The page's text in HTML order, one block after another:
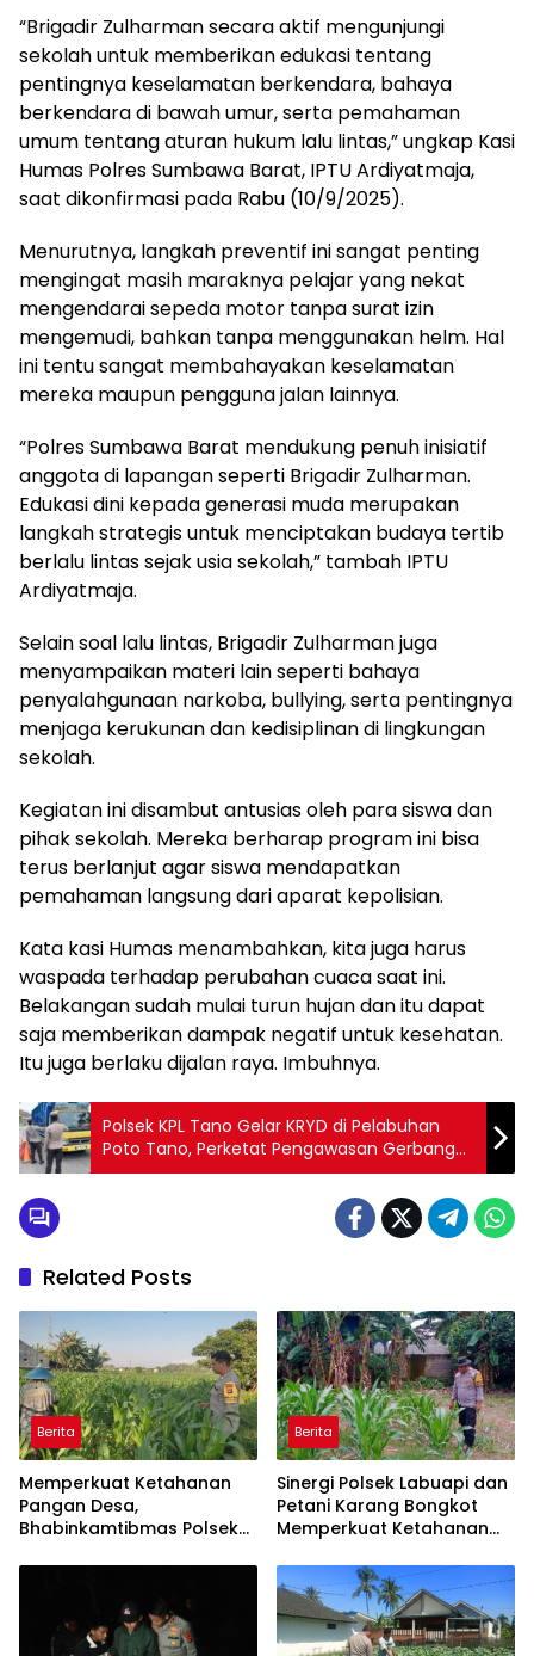
“Brigadir Zulharman secara aktif mengunjungi
sekolah untuk memberikan edukasi tentang
pentingnya keselamatan berkendara, bahaya
berkendara di bawah umur, serta pemahaman
umum tentang aturan hukum lalu lintas,” ungkap Kasi
Humas Polres Sumbawa Barat, IPTU Ardiyatmaja,
saat dikonfirmasi pada Rabu (10/9/2025).
Menurutnya, langkah preventif ini sangat penting
mengingat masih maraknya pelajar yang nekat
mengendarai sepeda motor tanpa surat izin
mengemudi, bahkan tanpa menggunakan helm. Hal
ini tentu sangat membahayakan keselamatan
mereka maupun pengguna jalan lainnya.
“Polres Sumbawa Barat mendukung penuh inisiatif
anggota di lapangan seperti Brigadir Zulharman.
Edukasi dini kepada generasi muda merupakan
langkah strategis untuk menciptakan budaya tertib
berlalu lintas sejak usia sekolah,” tambah IPTU
Ardiyatmaja.
Selain soal lalu lintas, Brigadir Zulharman juga
menyampaikan materi lain seperti bahaya
penyalahgunaan narkoba, bullying, serta pentingnya
menjaga kerukunan dan kedisiplinan di lingkungan
sekolah.
Kegiatan ini disambut antusias oleh para siswa dan
pihak sekolah. Mereka berharap program ini bisa
terus berlanjut agar siswa mendapatkan
pemahaman langsung dari aparat kepolisian.
Kata kasi Humas menambahkan, kita juga harus
waspada terhadap perubahan cuaca saat ini.
Belakangan sudah mulai turun hujan dan itu dapat
saja memberikan dampak negatif untuk kesehatan.
Itu juga berlaku dijalan raya. Imbuhnya.
Polsek KPL Tano Gelar KRYD di Pelabuhan
Poto Tano, Perketat Pengawasan Gerbang
Pulau Sumbawa
Related Posts
Berita
Memperkuat Ketahanan
Pangan Desa,
Bhabinkamtibmas Polsek
Kuranji Dalang
Berita
Sinergi Polsek Labuapi dan
Petani Karang Bongkot
Memperkuat Ketahanan